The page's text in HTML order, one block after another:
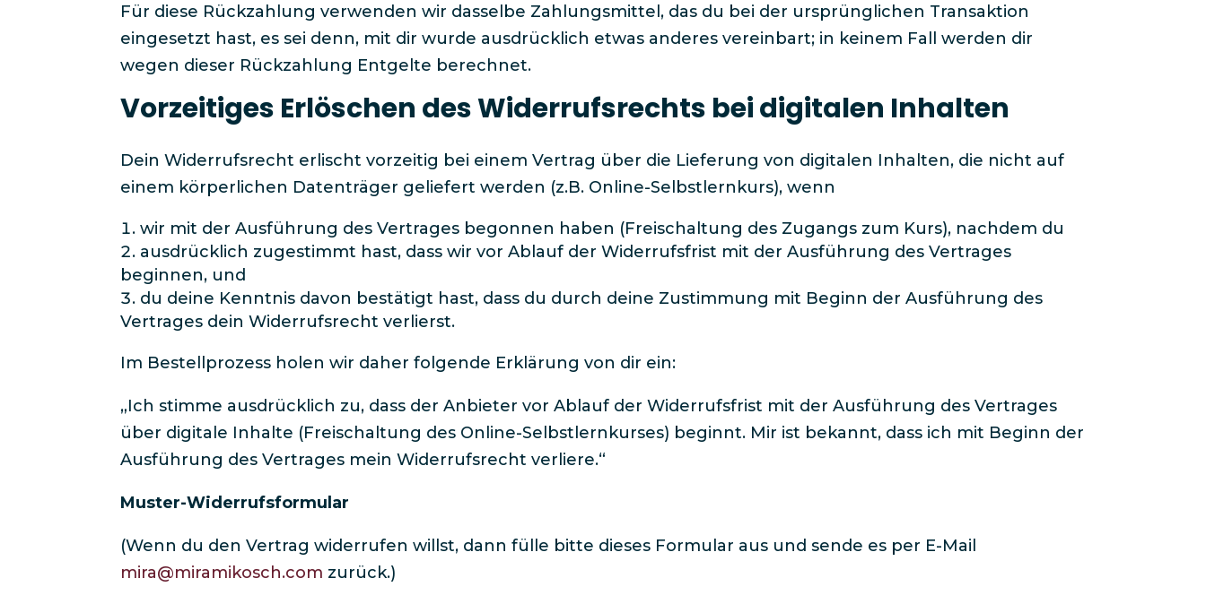
Für diese Rückzahlung verwenden wir dasselbe Zahlungsmittel, das du bei der ursprünglichen Transaktion
eingesetzt hast, es sei denn, mit dir wurde ausdrücklich etwas anderes vereinbart; in keinem Fall werden dir
wegen dieser Rückzahlung Entgelte berechnet.​
Vorzeitiges Erlöschen des Widerrufsrechts bei digitalen Inhalten
Dein Widerrufsrecht erlischt vorzeitig bei einem Vertrag über die Lieferung von digitalen Inhalten, die nicht auf
einem körperlichen Datenträger geliefert werden (z.B. Online-Selbstlernkurs), wenn​
wir mit der Ausführung des Vertrages begonnen haben (Freischaltung des Zugangs zum Kurs), nachdem du
ausdrücklich zugestimmt hast, dass wir vor Ablauf der Widerrufsfrist mit der Ausführung des Vertrages
beginnen, und
du deine Kenntnis davon bestätigt hast, dass du durch deine Zustimmung mit Beginn der Ausführung des
Vertrages dein Widerrufsrecht verlierst.
Im Bestellprozess holen wir daher folgende Erklärung von dir ein:
„Ich stimme ausdrücklich zu, dass der Anbieter vor Ablauf der Widerrufsfrist mit der Ausführung des Vertrages
über digitale Inhalte (Freischaltung des Online-Selbstlernkurses) beginnt. Mir ist bekannt, dass ich mit Beginn der
Ausführung des Vertrages mein Widerrufsrecht verliere.“​
Muster-Widerrufsformular
(Wenn du den Vertrag widerrufen willst, dann fülle bitte dieses Formular aus und sende es per E-Mail
mira@miramikosch.com zurück.)​